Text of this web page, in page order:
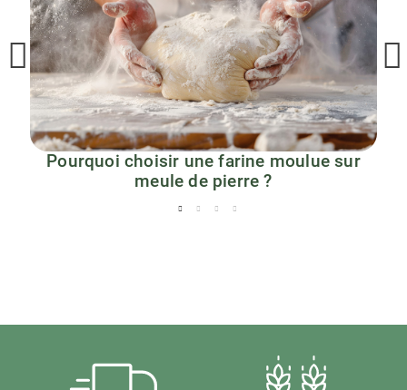
Pourquoi choisir une farine moulue sur
meule de pierre ?